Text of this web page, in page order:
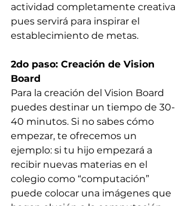
actividad completamente creativa
pues servirá para inspirar el
establecimiento de metas.
2do paso: Creación de Vision
Board
Para la creación del Vision Board
puedes destinar un tiempo de 30-
40 minutos. Si no sabes cómo
empezar, te ofrecemos un
ejemplo: si tu hijo empezará a
recibir nuevas materias en el
colegio como “computación”
puede colocar una imágenes que